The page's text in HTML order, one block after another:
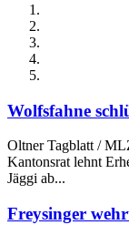
Wolfsfahne
Oltner Tagblatt /
Kantonsrat lehnt
Jäggi ab...
Freysinger